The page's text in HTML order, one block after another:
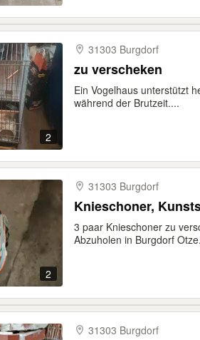
2
31303 Burgdorf
zu verscheken
Ein Vogelhaus unterstützt
während der Brutzeit....
2
31303 Burgdorf
Knieschoner,
3 paar Knieschoner zu
Abzuholen in Burgdorf Otze.
31303 Burgdorf